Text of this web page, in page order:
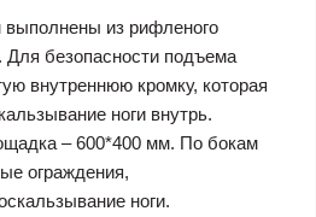
из рифленого
Для безопасности подъема
внутреннюю кромку, которая
ноги внутрь.
– 600*400 мм. По бокам
ограждения,
ноги.